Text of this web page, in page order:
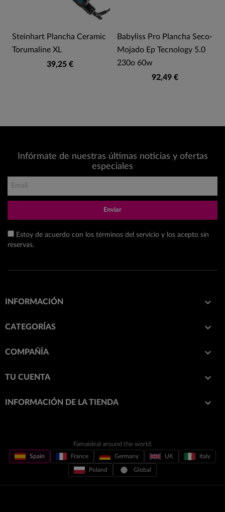
Steinhart Plancha Ceramic
Torumaline XL
39,25 €
Babyliss Pro Plancha Seco-
Mojado Ep Tecnology 5.0
230o 60w
92,49 €
Infórmate de nuestras últimas noticias y ofertas
especiales
Enviar
Estoy de acuerdo con los términos del servicio y los acepto sin
reservas.
INFORMACIÓN 
CATEGORÍAS 
COMPAÑÍA 
TU CUENTA 
INFORMACIÓN DE LA TIENDA keyboard_arrow_down
Famaideal around the world:
Spain France Germany UK Italy
Poland Global